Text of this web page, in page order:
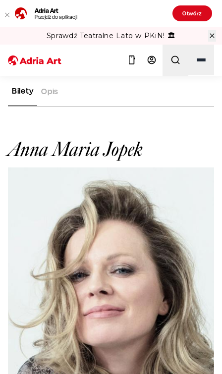
Adria Art
Przejdź do aplikacji Otwórz
Sprawdź Teatralne Lato w PKiN! 🏛️
ADRIA ART
Anna Maria Jopek
Bilety Opis